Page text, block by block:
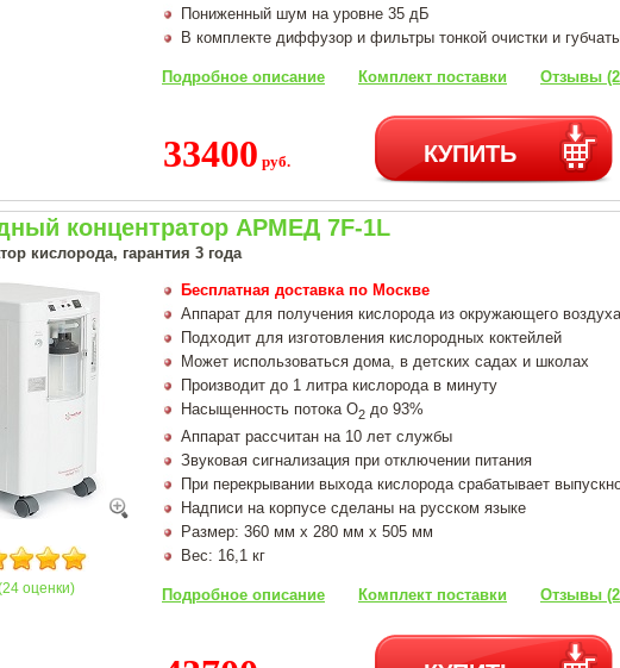
Пониженный шум на уровне 35 дБ
В комплекте диффузор и фильтры тонкой очистки и
Подробное описание Комплект поставки Отзывы
33400 руб. КУПИТЬ
концентратор АРМЕД 7F-1L
кислорода, гарантия 3 года
оценки)
Бесплатная доставка по Москве
Аппарат для получения кислорода из окружающего
Подходит для изготовления кислородных коктейлей
Может использоваться дома, в детских садах и школах
Производит до 1 литра кислорода в минуту
Насыщенность потока О2 до 93%
Аппарат рассчитан на 10 лет службы
Звуковая сигнализация при отключении питания
При перекрывании выхода кислорода срабатывает
Надписи на корпусе сделаны на русском языке
Размер: 360 мм х 280 мм х 505 мм
Вес: 16,1 кг
Подробное описание Комплект поставки Отзывы